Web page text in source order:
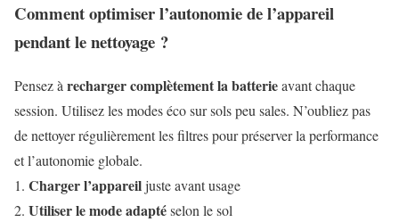
Comment optimiser l’autonomie de l’appareil
pendant le nettoyage ?
Pensez à recharger complètement la batterieavant chaque
session. Utilisez les modes éco sur sols peu sales. N’oubliez pas
de nettoyer régulièrement les filtres pour préserver la performance
et l’autonomie globale.
Charger l’appareiljuste avant usage
Utiliser le mode adaptéselon le sol